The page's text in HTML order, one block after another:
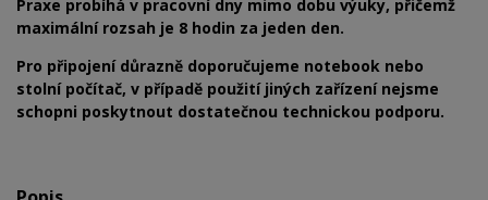
Praxe probíhá v pracovní dny mimo dobu výuky, přičemž
maximální rozsah je 8 hodin za jeden den.
Pro připojení důrazně doporučujeme notebook nebo
stolní počítač, v případě použití jiných zařízení nejsme
schopni poskytnout dostatečnou technickou podporu.